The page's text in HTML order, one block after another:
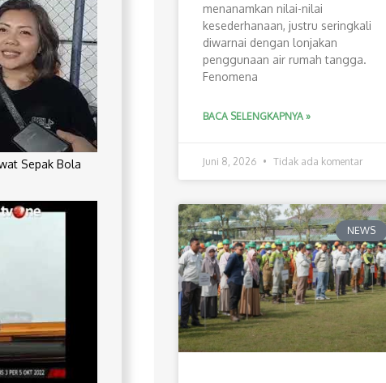
Sepak Bola
menanamkan nilai-nilai
kesederhanaan, justru seringkali
diwarnai dengan lonjakan
penggunaan air rumah tangga.
Fenomena
BACA SELENGKAPNYA »
Juni 8, 2026 Tidak ada komentar
NEWS